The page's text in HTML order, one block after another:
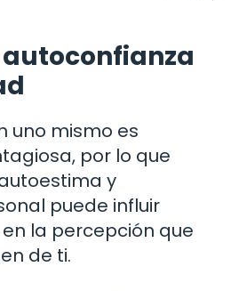
uno mismo es
por lo que
y
puede influir
la percepción que
de ti.